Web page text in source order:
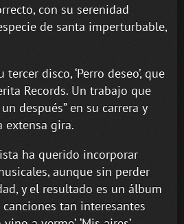
con su serenidad
de santa imperturbable,
disco, ‘Perro deseo’, que
Records. Un trabajo que
después” en su carrera y
extensa gira.
ha querido incorporar
aunque sin perder
y el resultado es un álbum
tan interesantes